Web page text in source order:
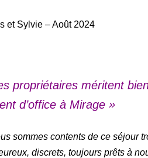
et Sylvie – Août 2024
propriétaires méritent
d’office à Mirage »
sommes contents de ce séjour
discrets, toujours prêts à